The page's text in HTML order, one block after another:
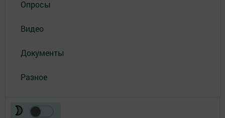
Опросы
Видео
Документы
Разное